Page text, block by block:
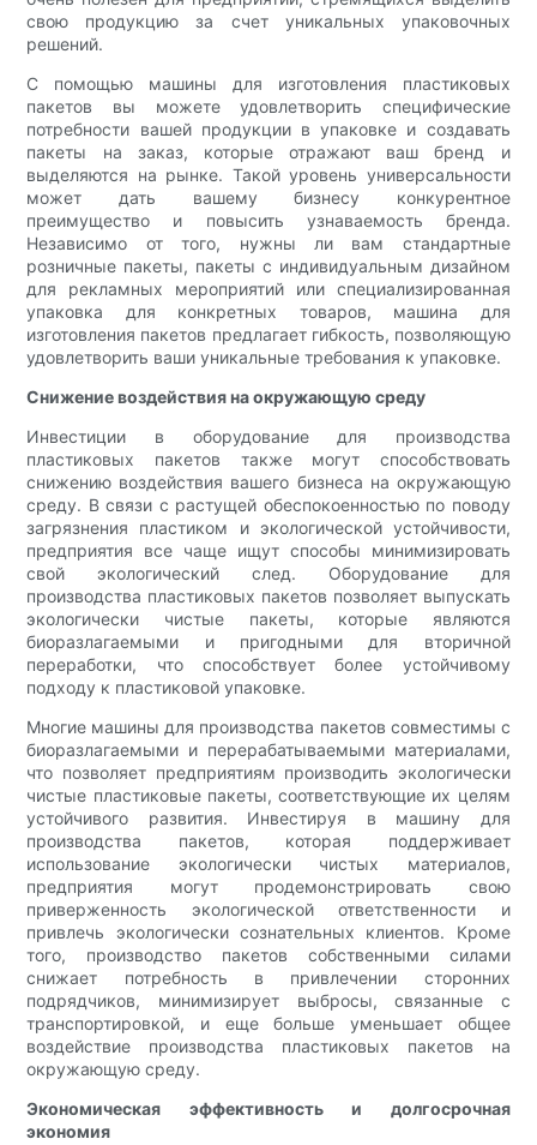
свою продукцию за счет уникальных упаковочных
решений.
С помощью машины для изготовления пластиковых
пакетов вы можете удовлетворить специфические
потребности вашей продукции в упаковке и создавать
пакеты на заказ, которые отражают ваш бренд и
выделяются на рынке. Такой уровень универсальности
может дать вашему бизнесу конкурентное
преимущество и повысить узнаваемость бренда.
Независимо от того, нужны ли вам стандартные
розничные пакеты, пакеты с индивидуальным дизайном
для рекламных мероприятий или специализированная
упаковка для конкретных товаров, машина для
изготовления пакетов предлагает гибкость, позволяющую
удовлетворить ваши уникальные требования к упаковке.
Снижение воздействия на окружающую среду
Инвестиции в оборудование для производства
пластиковых пакетов также могут способствовать
снижению воздействия вашего бизнеса на окружающую
среду. В связи с растущей обеспокоенностью по поводу
загрязнения пластиком и экологической устойчивости,
предприятия все чаще ищут способы минимизировать
свой экологический след. Оборудование для
производства пластиковых пакетов позволяет выпускать
экологически чистые пакеты, которые являются
биоразлагаемыми и пригодными для вторичной
переработки, что способствует более устойчивому
подходу к пластиковой упаковке.
Многие машины для производства пакетов совместимы с
биоразлагаемыми и перерабатываемыми материалами,
что позволяет предприятиям производить экологически
чистые пластиковые пакеты, соответствующие их целям
устойчивого развития. Инвестируя в машину для
производства пакетов, которая поддерживает
использование экологически чистых материалов,
предприятия могут продемонстрировать свою
приверженность экологической ответственности и
привлечь экологически сознательных клиентов. Кроме
того, производство пакетов собственными силами
снижает потребность в привлечении сторонних
подрядчиков, минимизирует выбросы, связанные с
транспортировкой, и еще больше уменьшает общее
воздействие производства пластиковых пакетов на
окружающую среду.
Экономическая эффективность и долгосрочная
экономия